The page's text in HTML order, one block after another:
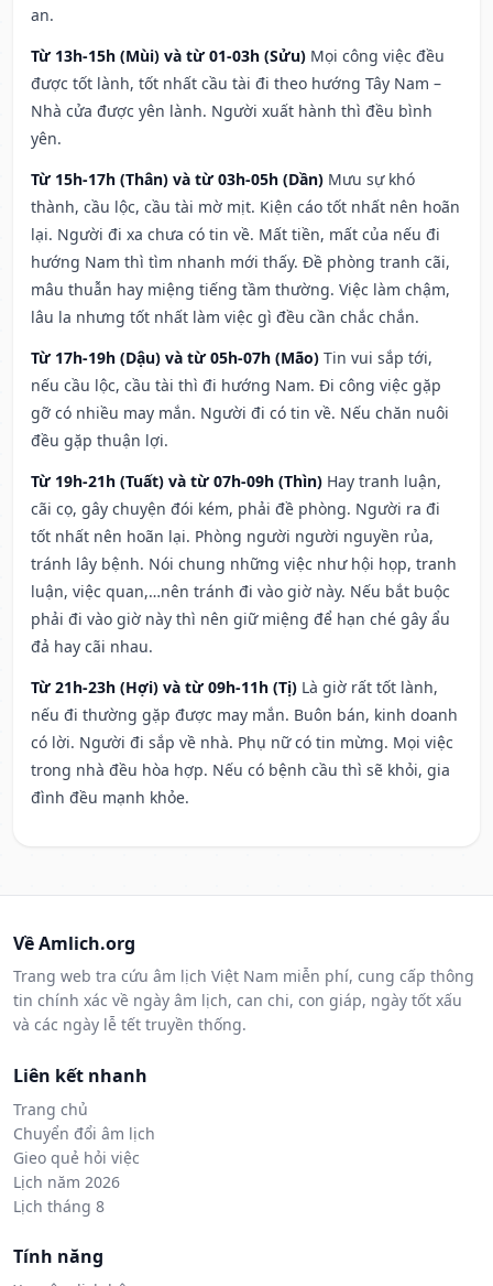
an.
Từ 13h-15h (Mùi) và từ 01-03h (Sửu) Mọi công việc đều
được tốt lành, tốt nhất cầu tài đi theo hướng Tây Nam –
Nhà cửa được yên lành. Người xuất hành thì đều bình
yên.
Từ 15h-17h (Thân) và từ 03h-05h (Dần) Mưu sự khó
thành, cầu lộc, cầu tài mờ mịt. Kiện cáo tốt nhất nên hoãn
lại. Người đi xa chưa có tin về. Mất tiền, mất của nếu đi
hướng Nam thì tìm nhanh mới thấy. Đề phòng tranh cãi,
mâu thuẫn hay miệng tiếng tầm thường. Việc làm chậm,
lâu la nhưng tốt nhất làm việc gì đều cần chắc chắn.
Từ 17h-19h (Dậu) và từ 05h-07h (Mão) Tin vui sắp tới,
nếu cầu lộc, cầu tài thì đi hướng Nam. Đi công việc gặp
gỡ có nhiều may mắn. Người đi có tin về. Nếu chăn nuôi
đều gặp thuận lợi.
Từ 19h-21h (Tuất) và từ 07h-09h (Thìn) Hay tranh luận,
cãi cọ, gây chuyện đói kém, phải đề phòng. Người ra đi
tốt nhất nên hoãn lại. Phòng người người nguyền rủa,
tránh lây bệnh. Nói chung những việc như hội họp, tranh
luận, việc quan,…nên tránh đi vào giờ này. Nếu bắt buộc
phải đi vào giờ này thì nên giữ miệng để hạn ché gây ẩu
đả hay cãi nhau.
Từ 21h-23h (Hợi) và từ 09h-11h (Tị) Là giờ rất tốt lành,
nếu đi thường gặp được may mắn. Buôn bán, kinh doanh
có lời. Người đi sắp về nhà. Phụ nữ có tin mừng. Mọi việc
trong nhà đều hòa hợp. Nếu có bệnh cầu thì sẽ khỏi, gia
đình đều mạnh khỏe.
Về Amlich.org
Trang web tra cứu âm lịch Việt Nam miễn phí, cung cấp thông
tin chính xác về ngày âm lịch, can chi, con giáp, ngày tốt xấu
và các ngày lễ tết truyền thống.
Liên kết nhanh
Trang chủ
Chuyển đổi âm lịch
Gieo quẻ hỏi việc
Lịch năm 2026
Lịch tháng 8
Tính năng